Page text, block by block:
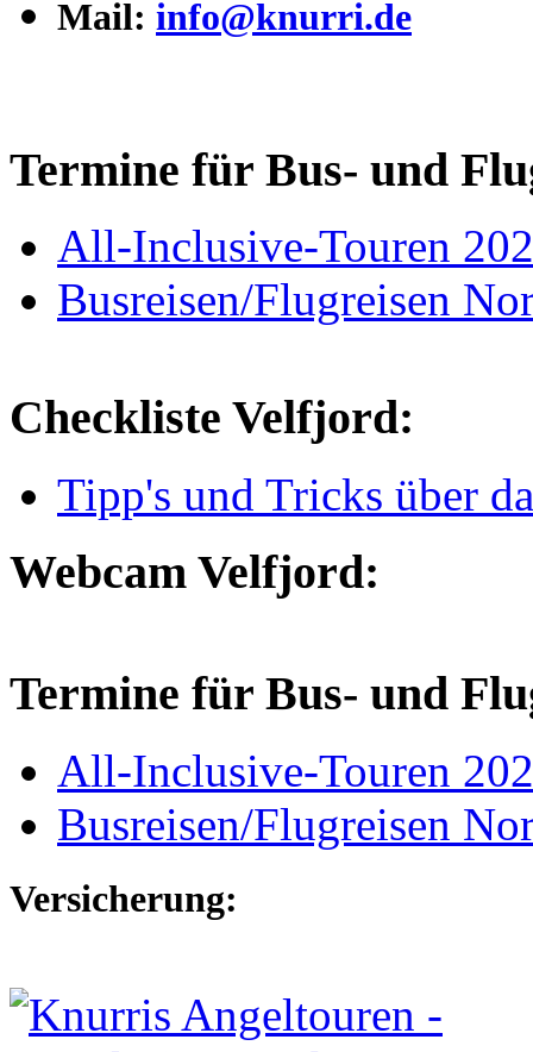
Mail: info@knurri.de
Termine für Bus- und
All-Inclusive-Touren
Busreisen/Flugreisen
Checkliste Velfjord:
Tipp's und Tricks über
Webcam Velfjord:
Termine für Bus- und
All-Inclusive-Touren
Busreisen/Flugreisen
Versicherung: